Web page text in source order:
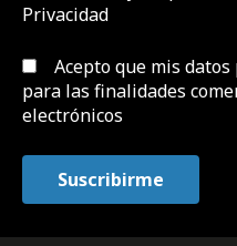
Privacidad
Acepto que mis
para las finalidades
electrónicos